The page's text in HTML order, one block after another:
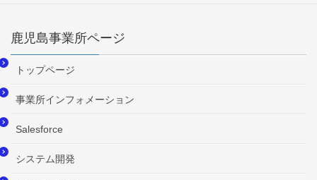
鹿児島事業所ページ
トップページ
事業所インフォメーション
Salesforce
システム開発